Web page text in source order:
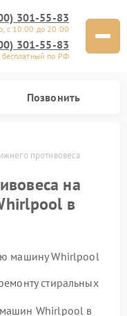
301-55-83
с 10:00 до 20:00
301-55-83
бесплатный по РФ
Позвонить
противовеса
на
в
машину Whirlpool
стиральных
Whirlpool в